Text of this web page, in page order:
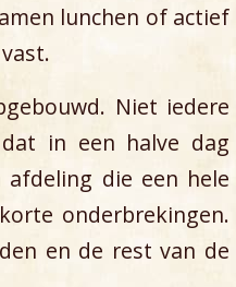
lunchen of actief
Niet iedere
in een halve dag
die een hele
onderbrekingen.
en de rest van de